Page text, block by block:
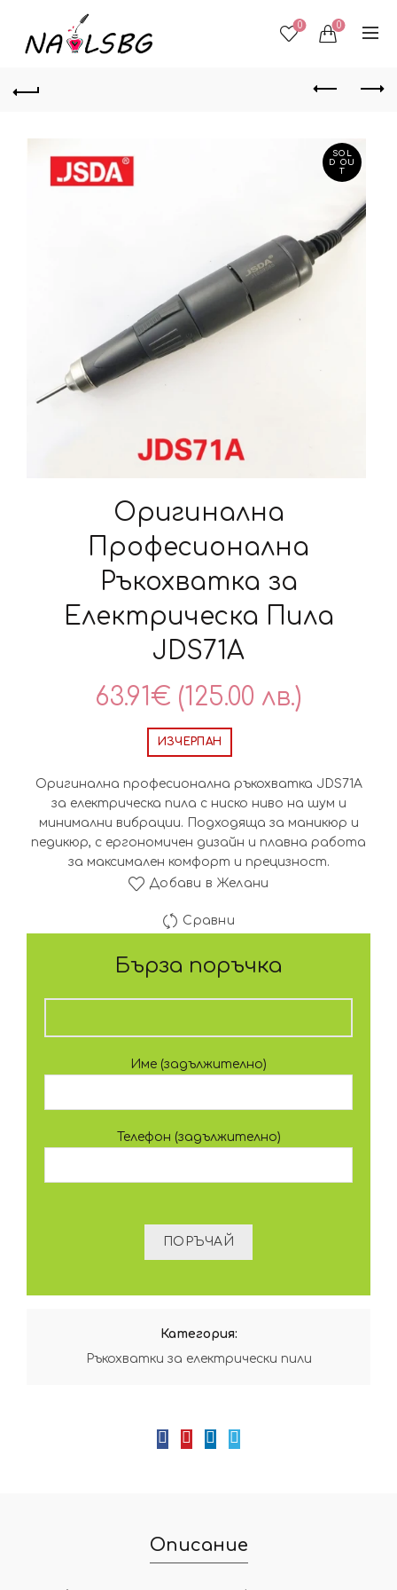
0 0
SOL
D OU
T
Оригинална
Професионална
Ръкохватка за
Електрическа Пила
JDS71A
63.91€ (125.00 лв.)
ИЗЧЕРПАН
Оригинална професионална ръкохватка JDS71A
за електрическа пила с ниско ниво на шум и
минимални вибрации. Подходяща за маникюр и
педикюр, с ергономичен дизайн и плавна работа
за максимален комфорт и прецизност.
Добави в Желани
Сравни
Бърза поръчка
Име (задължително)
Телефон (задължително)
Категория:
Ръкохватки за електрически пили
Описание